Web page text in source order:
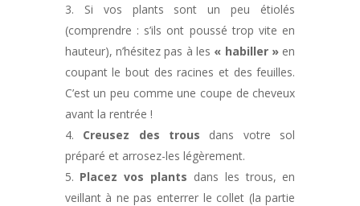
Si vos plants sont un peu étiolés
(comprendre : s’ils ont poussé trop vite en
hauteur), n’hésitez pas à les « habiller » en
coupant le bout des racines et des feuilles.
C’est un peu comme une coupe de cheveux
avant la rentrée !
Creusez des trous dans votre sol
préparé et arrosez-les légèrement.
Placez vos plants dans les trous, en
veillant à ne pas enterrer le collet (la partie